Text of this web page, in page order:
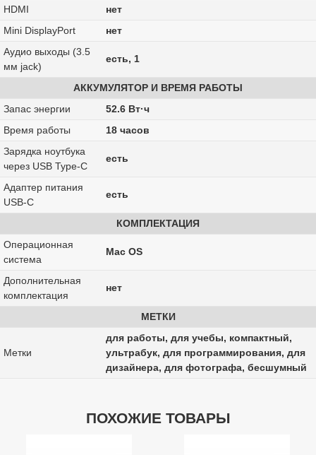
HDMI
нет
Mini DisplayPort
нет
Аудио выходы (3.5
мм jack)
есть, 1
АККУМУЛЯТОР И ВРЕМЯ РАБОТЫ
Запас энергии
52.6 Вт·ч
Время работы
18 часов
Зарядка ноутбука
через USB Type-C
есть
Адаптер питания
USB-C
есть
КОМПЛЕКТАЦИЯ
Операционная
система
Mac OS
Дополнительная
комплектация
нет
МЕТКИ
Метки
для работы, для учебы, компактный,
ультрабук, для программирования, для
дизайнера, для фотографа, бесшумный
ПОХОЖИЕ ТОВАРЫ